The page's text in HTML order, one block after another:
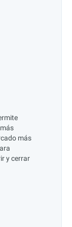
más
y cerrar